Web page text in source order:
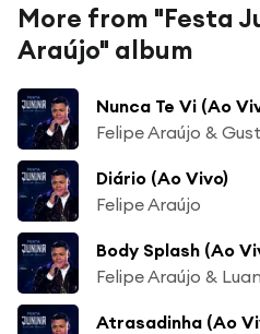
More from "Festa
Araújo" album
Nunca Te Vi (Ao
Felipe Araújo &
Diário (Ao Vivo)
Felipe Araújo
Body Splash (Ao
Felipe Araújo &
Atrasadinha (Ao